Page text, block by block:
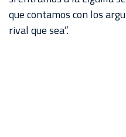
que contamos con los
rival que sea”.